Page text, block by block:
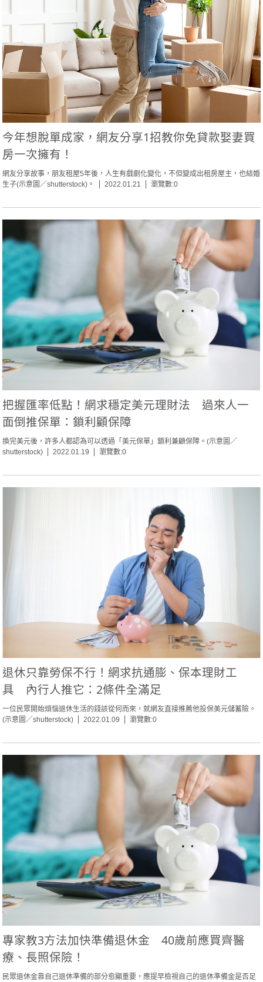
今年想脫單成家，網友分享1招教你免貸款娶妻買
房一次擁有！
網友分享故事，朋友租屋5年後，人生有戲劇化變化，不但變成出租房屋主，也結婚
生子(示意圖／shutterstock)。
2022.01.21 瀏覽數:0
把握匯率低點！網求穩定美元理財法 過來人一
面倒推保單：鎖利顧保障
換完美元後，許多人都認為可以透過「美元保單」鎖利兼顧保障。(示意圖／
shutterstock)
2022.01.19 瀏覽數:0
退休只靠勞保不行！網求抗通膨、保本理財工
具 內行人推它：2條件全滿足
一位民眾開始煩惱退休生活的錢該從何而來，就網友直接推薦他投保美元儲蓄險。
(示意圖／shutterstock)
2022.01.09 瀏覽數:0
專家教3方法加快準備退休金 40歲前應買齊醫
療、長照保險！
民眾退休金靠自己退休準備的部分愈顯重要，應提早檢視自己的退休準備金是否足